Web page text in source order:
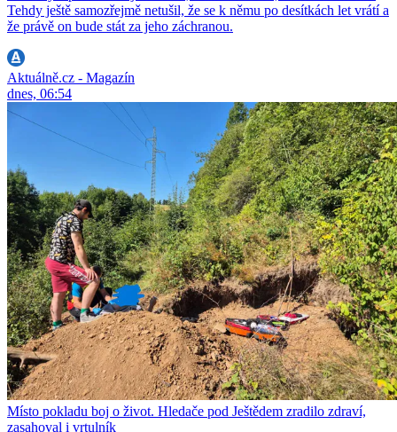
Tehdy ještě samozřejmě netušil, že se k němu po desítkách let vrátí a
že právě on bude stát za jeho záchranou.
Aktuálně.cz - Magazín
dnes, 06:54
Místo pokladu boj o život. Hledače pod Ještědem zradilo zdraví,
zasahoval i vrtulník